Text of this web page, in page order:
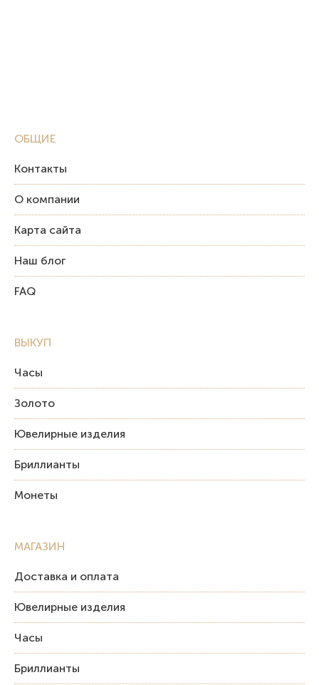
ОБЩИЕ
Контакты
О компании
Карта сайта
Наш блог
FAQ
ВЫКУП
Часы
Золото
Ювелирные изделия
Бриллианты
Монеты
МАГАЗИН
Доставка и оплата
Ювелирные изделия
Часы
Бриллианты